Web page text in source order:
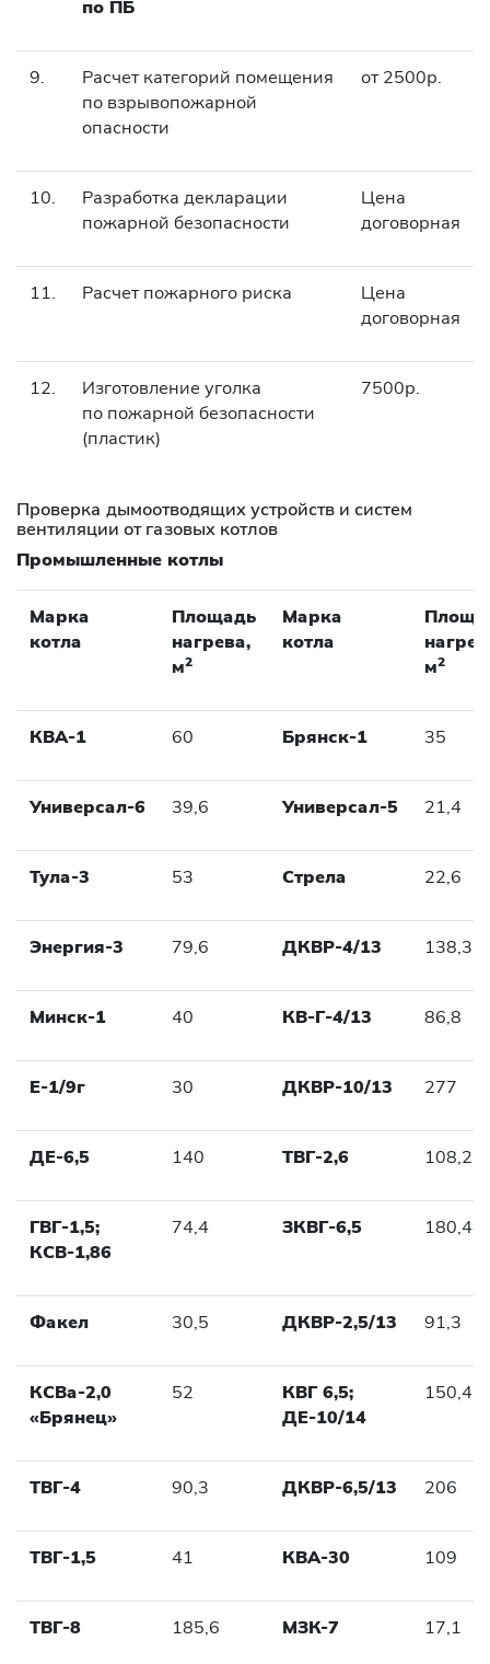
по ПБ
9.
Расчет категорий помещения
по взрывопожарной
опасности
от 2500р.
10.
Разработка декларации
пожарной безопасности
Цена
договорная
11. Расчет пожарного риска
Цена
договорная
12.
Изготовление уголка
по пожарной безопасности
(пластик)
7500р.
Проверка дымоотводящих устройств и систем
вентиляции от газовых котлов
Промышленные котлы
Марка
котла
Площадь
нагрева,
м2
Марка
котла
м2
КВА-1 60 Брянск-1 35
Универсал-6 39,6 Универсал-5 21,4
Тула-3 53 Стрела 22,6
Энергия-3 79,6 ДКВР-4/13 138,3
Минск-1 40 КВ-Г-4/13 86,8
Е-1/9г 30 ДКВР-10/13 277
ДЕ-6,5 140 ТВГ-2,6 108,2
ГВГ-1,5;
КСВ-1,86
74,4 ЗКВГ-6,5 180,44
Факел 30,5 ДКВР-2,5/13 91,3
КСВа-2,0
«Брянец»
52
КВГ 6,5;
ДЕ-10/14
150,4
ТВГ-4 90,3 ДКВР-6,5/13 206
ТВГ-1,5 41 КВА-30 109
ТВГ-8 185,6 МЗК-7 17,1